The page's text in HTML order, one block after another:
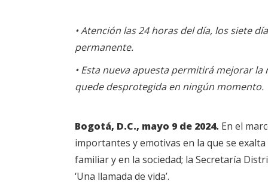
• Atención las 24 horas del día, los siete
permanente.
• Esta nueva apuesta permitirá mejorar
quede desprotegida en ningún momento.
Bogotá, D.C., mayo 9 de 2024. En el
importantes y emotivas en la que se
familiar y en la sociedad; la Secretaría
‘Una llamada de vida’.